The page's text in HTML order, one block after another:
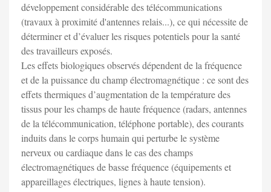
développement considérable des télécommunications
(travaux à proximité d'antennes relais...), ce qui nécessite de
déterminer et d’évaluer les risques potentiels pour la santé
des travailleurs exposés.
Les effets biologiques observés dépendent de la fréquence
et de la puissance du champ électromagnétique : ce sont des
effets thermiques d’augmentation de la température des
tissus pour les champs de haute fréquence (radars, antennes
de la télécommunication, téléphone portable), des courants
induits dans le corps humain qui perturbe le système
nerveux ou cardiaque dans le cas des champs
électromagnétiques de basse fréquence (équipements et
appareillages électriques, lignes à haute tension).